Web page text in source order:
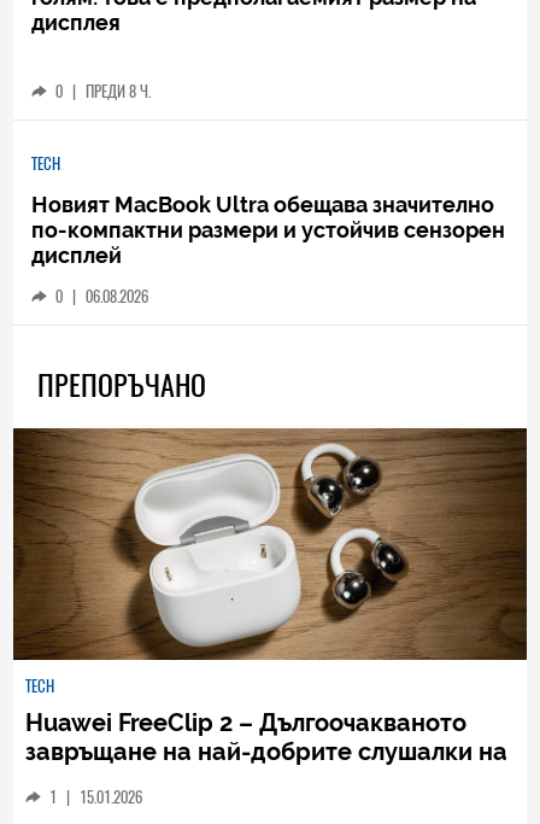
дисплея
0 | ПРЕДИ 8 Ч.
TECH
Новият MacBook Ultra обещава значително
по-компактни размери и устойчив сензорен
дисплей
0 06.08.2026
ПРЕПОРЪЧАНО
TECH
Huawei FreeClip 2 – Дългоочакваното
завръщане на най-добрите слушалки на
1 | 15.01.2026